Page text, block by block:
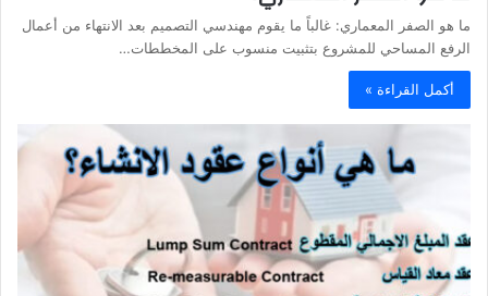
ما هو الصفر المعماري: غالباً ما يقوم مهندسي التصميم بعد الانتهاء من أعمال
الرفع المساحي للمشروع بتثبيت منسوب على المخططات…
أكمل القراءة »